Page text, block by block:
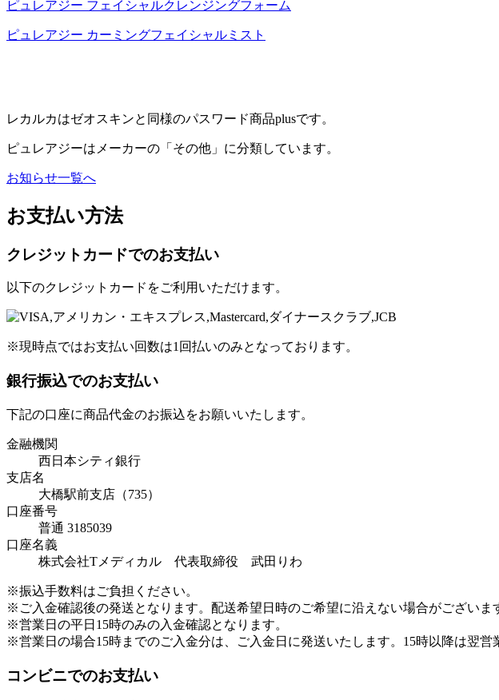
ピュレアジー フェイシャルクレンジングフォーム
ピュレアジー カーミングフェイシャルミスト
レカルカはゼオスキンと同様のパスワード商品plusです。
ピュレアジーはメーカーの「その他」に分類しています。
お知らせ一覧へ
お支払い方法
クレジットカードでのお支払い
以下のクレジットカードをご利用いただけます。
※現時点ではお支払い回数は1回払いのみとなっております。
銀行振込でのお支払い
下記の口座に商品代金のお振込をお願いいたします。
金融機関
西日本シティ銀行
支店名
大橋駅前支店（735）
口座番号
普通 3185039
口座名義
株式会社Tメディカル 代表取締役 武田りわ
※振込手数料はご負担ください。
※ご入金確認後の発送となります。配送希望日時のご希望に沿えない場合がございま
※営業日の平日15時のみの入金確認となります。
※営業日の場合15時までのご入金分は、ご入金日に発送いたします。15時以降は翌営
コンビニでのお支払い